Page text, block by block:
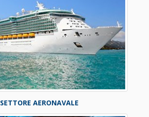
SETTORE AERONAVALE